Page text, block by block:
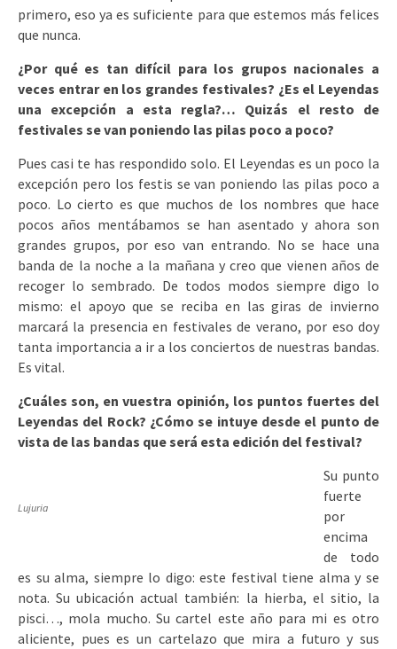
primero, eso ya es suficiente para que estemos más felices
que nunca.
¿Por qué es tan difícil para los grupos nacionales a
veces entrar en los grandes festivales? ¿Es el Leyendas
una excepción a esta regla?… Quizás el resto de
festivales se van poniendo las pilas poco a poco?
Pues casi te has respondido solo. El Leyendas es un poco la
excepción pero los festis se van poniendo las pilas poco a
poco. Lo cierto es que muchos de los nombres que hace
pocos años mentábamos se han asentado y ahora son
grandes grupos, por eso van entrando. No se hace una
banda de la noche a la mañana y creo que vienen años de
recoger lo sembrado. De todos modos siempre digo lo
mismo: el apoyo que se reciba en las giras de invierno
marcará la presencia en festivales de verano, por eso doy
tanta importancia a ir a los conciertos de nuestras bandas.
Es vital.
¿Cuáles son, en vuestra opinión, los puntos fuertes del
Leyendas del Rock? ¿Cómo se intuye desde el punto de
vista de las bandas que será esta edición del festival?
Lujuria
Su punto
fuerte
por
encima
de todo
es su alma, siempre lo digo: este festival tiene alma y se
nota. Su ubicación actual también: la hierba, el sitio, la
pisci…, mola mucho. Su cartel este año para mi es otro
aliciente, pues es un cartelazo que mira a futuro y sus